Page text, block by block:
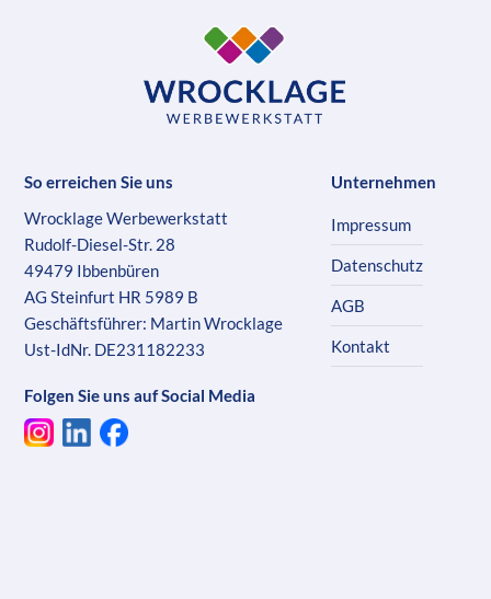
So erreichen Sie uns
Wrocklage Werbewerkstatt
Rudolf-Diesel-Str. 28
49479 Ibbenbüren
AG Steinfurt HR 5989 B
Geschäftsführer: Martin Wrocklage
Ust-IdNr. DE231182233
Folgen Sie uns auf Social Media
Unternehmen
Impressum
Datenschutz
AGB
Kontakt